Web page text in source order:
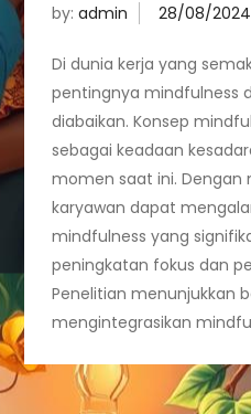
by:admin
Di dunia kerja yang
pentingnya mindfulness
diabaikan. Konsep
sebagai keadaan
momen saat ini. Dengan
karyawan dapat
mindfulness yang
peningkatan fokus dan
Penelitian menunjukkan
mengintegrasikan